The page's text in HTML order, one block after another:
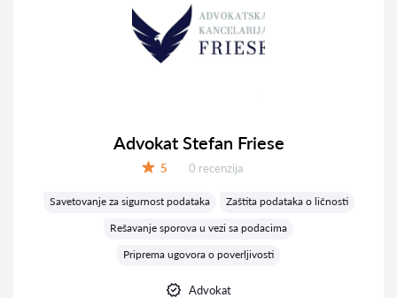
Advokat Stefan Friese
5 Recenzija:
0 recenzija
Savetovanje za sigurnost podataka
Zaštita podataka o ličnosti
Rešavanje sporova u vezi sa podacima
Priprema ugovora o poverljivosti
Advokat